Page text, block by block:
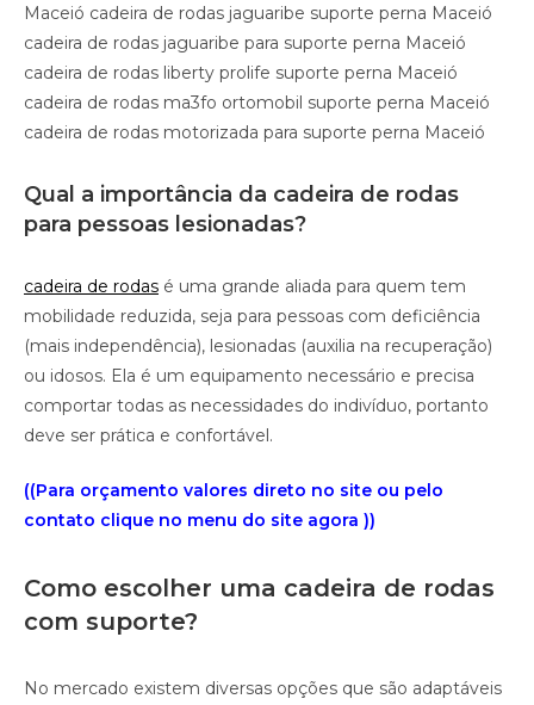
Maceió cadeira de rodas jaguaribe suporte perna Maceió
cadeira de rodas jaguaribe para suporte perna Maceió
cadeira de rodas liberty prolife suporte perna Maceió
cadeira de rodas ma3fo ortomobil suporte perna Maceió
cadeira de rodas motorizada para suporte perna Maceió
Qual a importância da cadeira de rodas
para pessoas lesionadas?
cadeira de rodas é uma grande aliada para quem tem
mobilidade reduzida, seja para pessoas com deficiência
(mais independência), lesionadas (auxilia na recuperação)
ou idosos. Ela é um equipamento necessário e precisa
comportar todas as necessidades do indivíduo, portanto
deve ser prática e confortável.
((Para orçamento valores direto no site ou pelo
contato clique no menu do site agora ))
Como escolher uma cadeira de rodas
com suporte?
No mercado existem diversas opções que são adaptáveis